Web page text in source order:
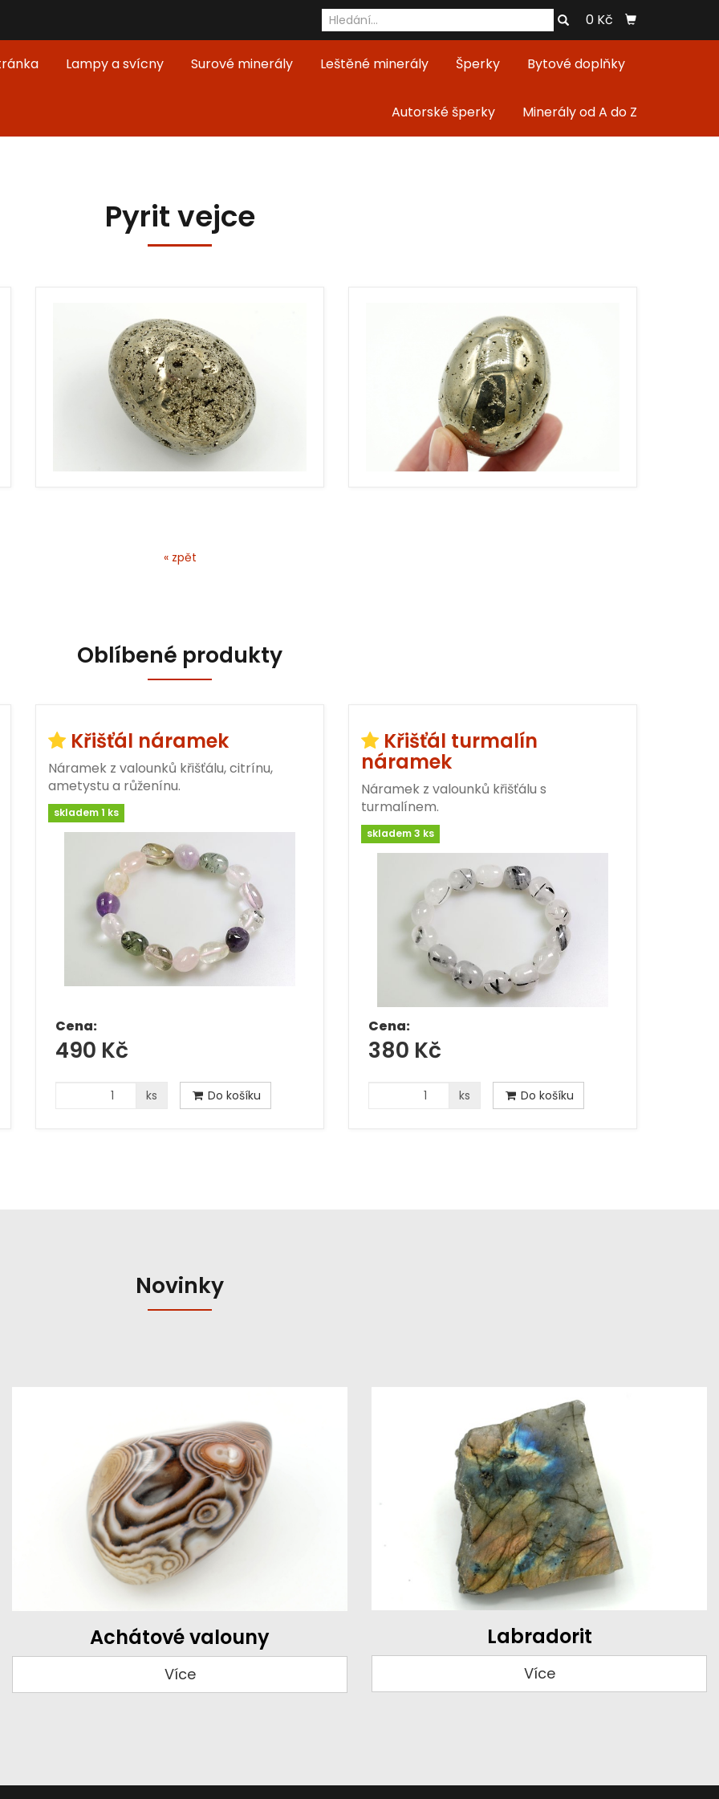
0 Kč
Lampy a svícny Surové minerály Leštěné minerály Šperky Bytové doplňky
Autorské šperky Minerály od A do Z
Pyrit vejce
« zpět
Oblíbené produkty
Křišťál náramek
Náramek z valounků křišťálu, citrínu,
ametystu a růženínu.
skladem 1 ks
Cena:
490 Kč
ks Do košíku
Křišťál turmalín
náramek
Náramek z valounků křišťálu s
turmalínem.
skladem 3 ks
Cena:
380 Kč
ks Do košíku
Novinky
Achátové valouny
Více
Labradorit
Více